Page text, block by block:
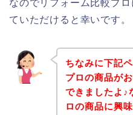
なのでリフォーム比較プ
ていただけると幸いです。
ちなみに下記
プロの商品が
できましたよ♪
ロの商品に興